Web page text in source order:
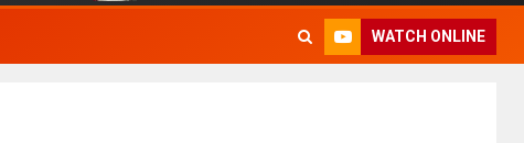
WATCH ONLINE